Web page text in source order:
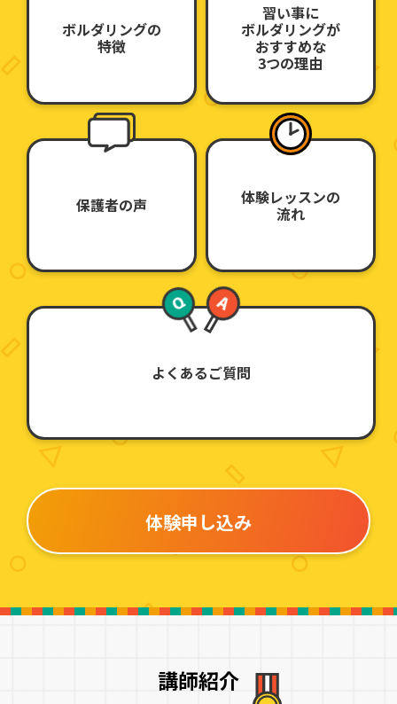
ボルダリングの
特徴
習い事に
ボルダリングが
おすすめな
3つの理由
保護者の声 体験レッスンの
流れ
よくあるご質問
体験申し込み
講師紹介